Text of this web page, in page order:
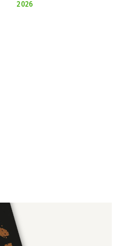
2026